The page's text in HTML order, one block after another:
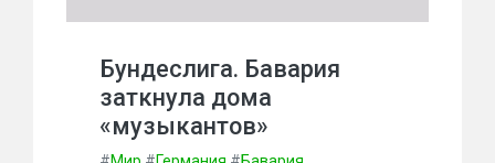
Бундеслига. Бавария
заткнула дома
«музыкантов»